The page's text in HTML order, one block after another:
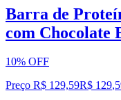
Barra de
com Chocolate
10% OFF
Preço R$ 129,59R$ 129,